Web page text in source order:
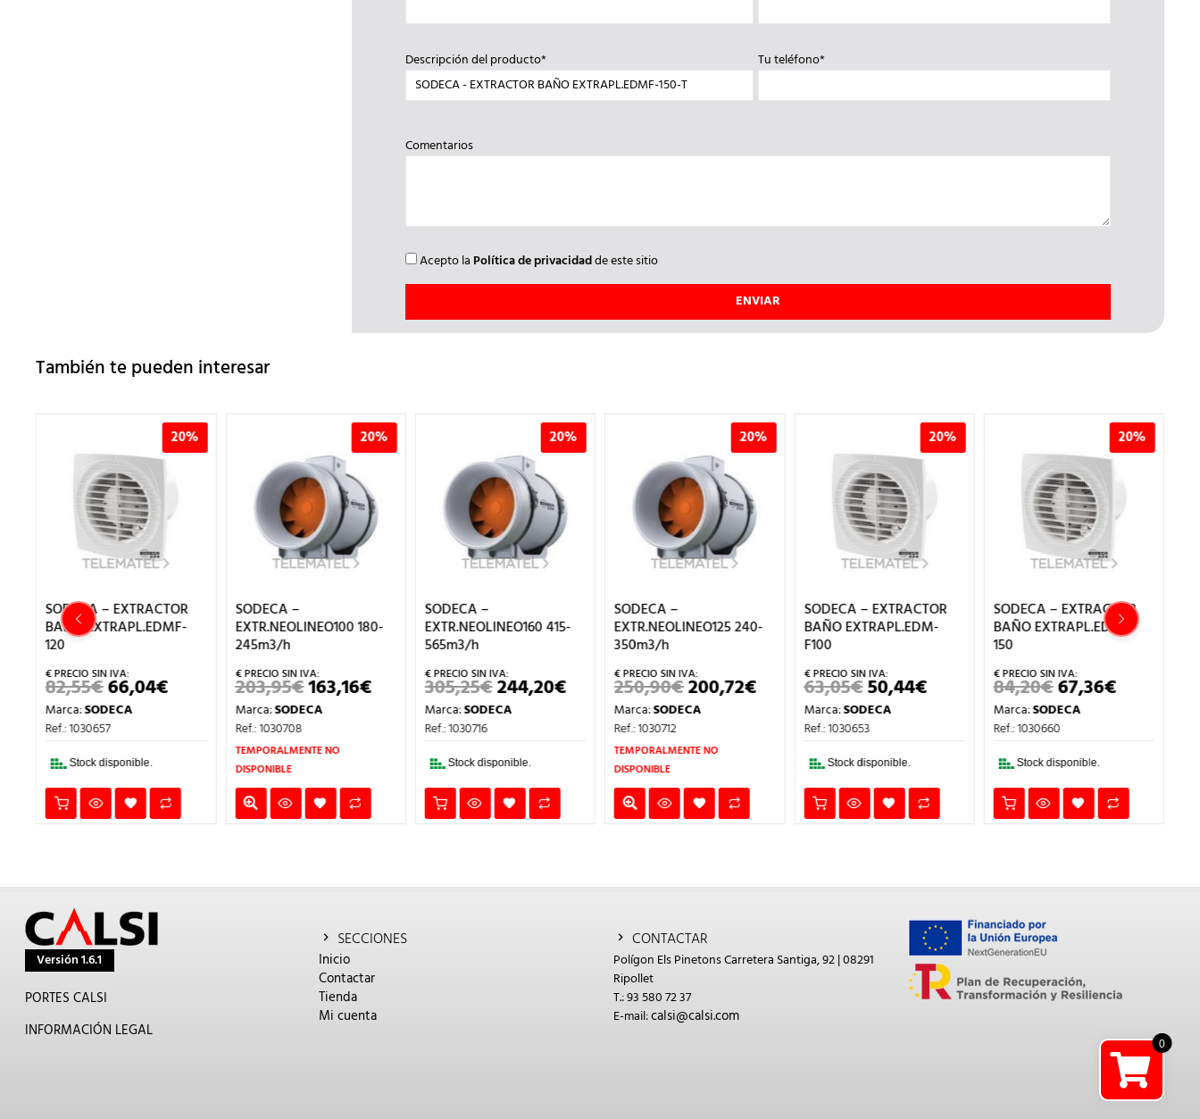
Descripción del producto* Tu teléfono*
Comentarios
Acepto la Política de privacidadde este sitio
También te pueden interesar
20%
SODECA –
EXTR.NEOLINEO100 180-
245m3/h
203,95€EL
PRECIO
ORIGINAL
163,16 PRECIO
ACTUAL
163,16€.
Marca:SODECA
Ref.: 1030708
DISPONIBLE
20%
SODECA –
EXTR.NEOLINEO160 415-
565m3/h
305,25€EL
PRECIO
ORIGINAL
305,25€.
244,20€ PRECIO
ACTUAL
Marca:SODECA
Ref.: 1030716
Stock disponible.
20%
SODECA –
EXTR.NEOLINEO125 240-
350m3/h
250,90€ EL
PRECIO
ORIGINAL
200,72€ PRECIO
ACTUAL
200,72€.
Marca:SODECA
Ref.: 1030712
DISPONIBLE
20%
SODECA – EXTRACTOR
BAÑO EXTRAPL.EDM-
F100
63,05€EL
PRECIO
ORIGINAL
63,05€.
50,44€EL
PRECIO
Marca:SODECA
Ref.: 1030653
Stock disponible.
20%
SODECA – EXTRACTOR
BAÑO EXTRAPL.EDMF-
150
84,20€EL
PRECIO
ORIGINAL
ERA:
67,36€
Marca:SODECA
Ref.: 1030660
Stock disponible.
20%
SODECA – EXTRACTOR
BAÑO EXTRAPL.EDM-
F100T
99,95€EL
PRECIO
ORIGINAL
ERA:
79,96€
Marca:SODECA
Ref.: 1030656
Stock disponible.
Versión 1.6.1
PORTES CALSI
INFORMACIÓN LEGAL
SECCIONES
Inicio
Contactar
Tienda
Mi cuenta
CONTACTAR
Polígon Els Pinetons Carretera Santiga, 92 | 08291
Ripollet
T.: 93 580 72 37
E-mail:calsi@calsi.com
0